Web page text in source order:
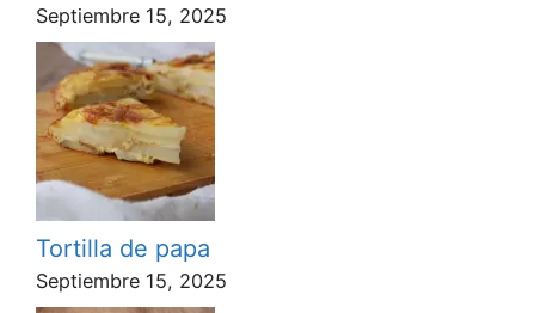
Septiembre 15, 2025
Tortilla de papa
Septiembre 15, 2025